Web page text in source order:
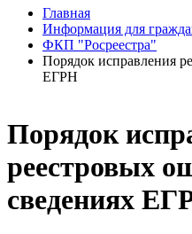
Порядок
реестровых
сведениях
Главная
Информация для
ФКП "Росреестра"
Порядок исправления
ЕГРН